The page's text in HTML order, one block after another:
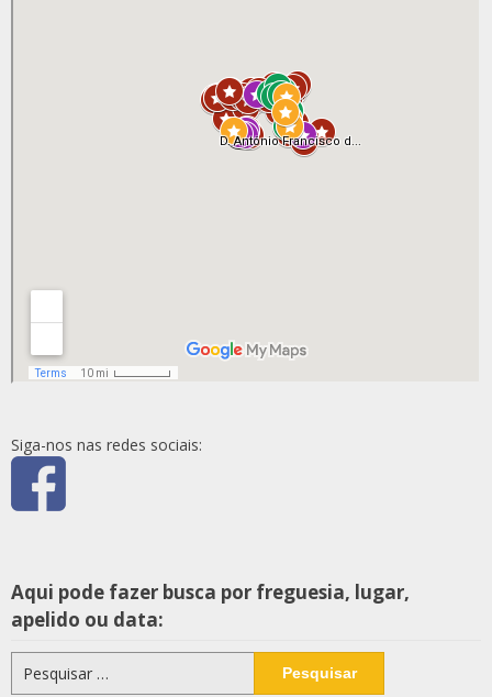
Siga-nos nas redes sociais:
Aqui pode fazer busca por freguesia, lugar,
apelido ou data:
por: